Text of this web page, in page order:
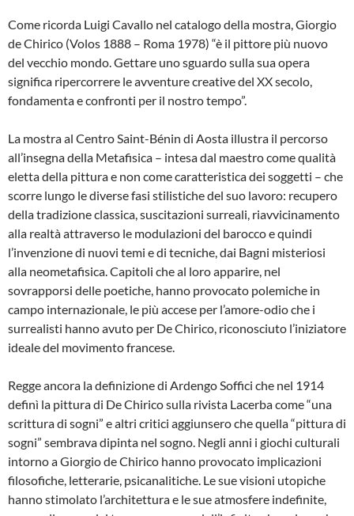
Come ricorda Luigi Cavallo nel catalogo della mostra, Giorgio
de Chirico (Volos 1888 – Roma 1978) “è il pittore più nuovo
del vecchio mondo. Gettare uno sguardo sulla sua opera
significa ripercorrere le avventure creative del XX secolo,
fondamenta e confronti per il nostro tempo”.
La mostra al Centro Saint-Bénin di Aosta illustra il percorso
all’insegna della Metafisica – intesa dal maestro come qualità
eletta della pittura e non come caratteristica dei soggetti – che
scorre lungo le diverse fasi stilistiche del suo lavoro: recupero
della tradizione classica, suscitazioni surreali, riavvicinamento
alla realtà attraverso le modulazioni del barocco e quindi
l’invenzione di nuovi temi e di tecniche, dai Bagni misteriosi
alla neometafisica. Capitoli che al loro apparire, nel
sovrapporsi delle poetiche, hanno provocato polemiche in
campo internazionale, le più accese per l’amore-odio che i
surrealisti hanno avuto per De Chirico, riconosciuto l’iniziatore
ideale del movimento francese.
Regge ancora la definizione di Ardengo Soffici che nel 1914
definì la pittura di De Chirico sulla rivista Lacerba come “una
scrittura di sogni” e altri critici aggiunsero che quella “pittura di
sogni” sembrava dipinta nel sogno. Negli anni i giochi culturali
intorno a Giorgio de Chirico hanno provocato implicazioni
filosofiche, letterarie, psicanalitiche. Le sue visioni utopiche
hanno stimolato l’architettura e le sue atmosfere indefinite,